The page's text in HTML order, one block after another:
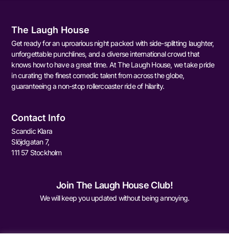
The Laugh House
Get ready for an uproarious night packed with side-splitting laughter,
unforgettable punchlines, and a diverse international crowd that
knows how to have a great time. At The Laugh House, we take pride
in curating the finest comedic talent from across the globe,
guaranteeing a non-stop rollercoaster ride of hilarity.
Contact Info
Scandic Klara
Slöjdgatan 7,
111 57 Stockholm
Join The Laugh House Club!
We will keep you updated without being annoying.